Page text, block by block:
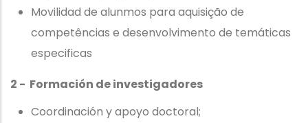
Movilidad de alunmos para aquisição de
competências e desenvolvimento de temáticas
especificas
2 - Formación de investigadores
Coordinación y apoyo doctoral;